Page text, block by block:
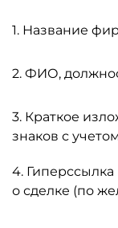
1. Название
2. ФИО,
3. Краткое
знаков с
4.
о сделке (по